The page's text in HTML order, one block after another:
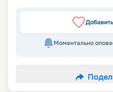
Моментально